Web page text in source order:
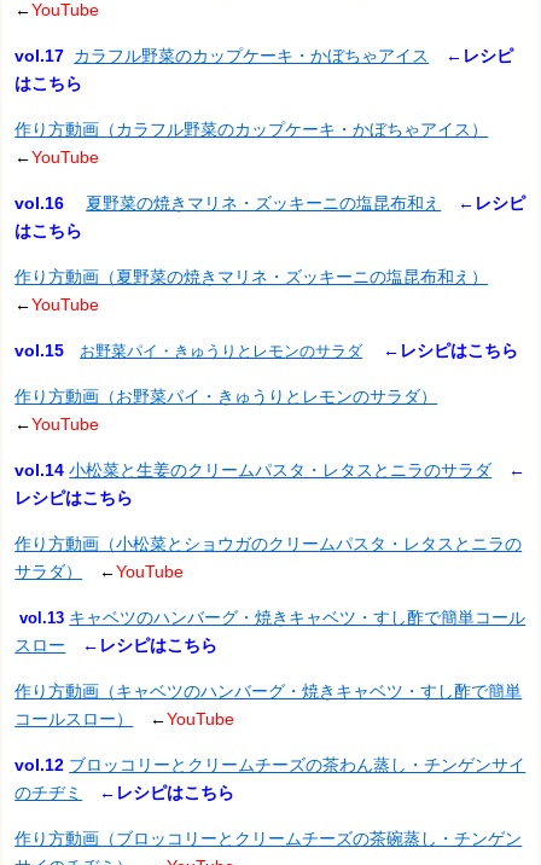
←YouTube
vol.17 カラフル野菜のカップケーキ・かぼちゃアイス ← レシピ
はこちら
作り方動画（カラフル野菜のカップケーキ・かぼちゃアイス）
←YouTube
vol.16 夏野菜の焼きマリネ・ズッキーニの塩昆布和え ← レシピ
はこちら
作り方動画（夏野菜の焼きマリネ・ズッキーニの塩昆布和え）
←YouTube
vol.15 お野菜パイ・きゅうりとレモンのサラダ ← レシピはこちら
作り方動画（お野菜パイ・きゅうりとレモンのサラダ）
←YouTube
vol.14 小松菜と生姜のクリームパスタ・レタスとニラのサラダ
←
レシピはこちら
作り方動画（小松菜とショウガのクリームパスタ・レタスとニラの
サラダ）
←YouTube
vol.13 キャベツのハンバーグ・焼きキャベツ・すし酢で簡単コール
スロー
← レシピはこちら
作り方動画（キャベツのハンバーグ・焼きキャベツ・すし酢で簡単
コールスロー）
←YouTube
vol.12 ブロッコリーとクリームチーズの茶わん蒸し・チンゲンサイ
のチヂミ
← レシピはこちら
作り方動画（ブロッコリーとクリームチーズの茶碗蒸し・チンゲン